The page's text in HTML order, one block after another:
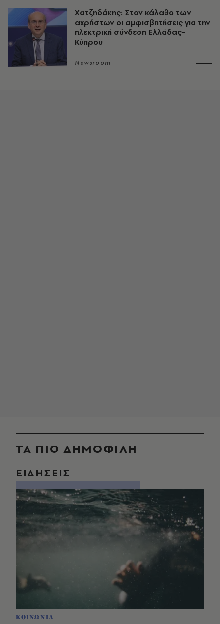
Χατζηδάκης: Στον κάλαθο των
αχρήστων οι αμφισβητήσεις για την
ηλεκτρική σύνδεση Ελλάδας-
Κύπρου
Newsroom
ΤΑ ΠΙΟ ΔΗΜΟΦΙΛΗ
ΕΙΔΗΣΕΙΣ
ΚΟΙΝΩΝΙΑ